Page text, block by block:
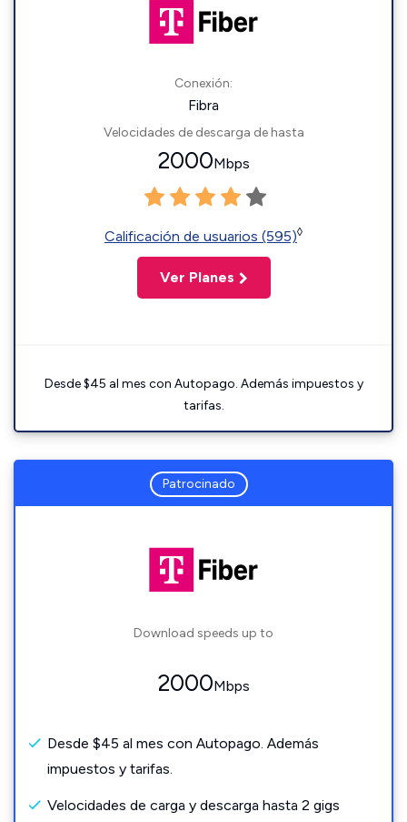
Conexión:
Fibra
Velocidades de descarga de hasta
2000Mbps
Calificación de usuarios (595)◊
Ver Planes
Desde $45 al mes con Autopago. Además impuestos y
tarifas.
Patrocinado
Download speeds up to
2000Mbps
Desde $45 al mes con Autopago. Además
impuestos y tarifas.
Velocidades de carga y descarga hasta 2 gigs